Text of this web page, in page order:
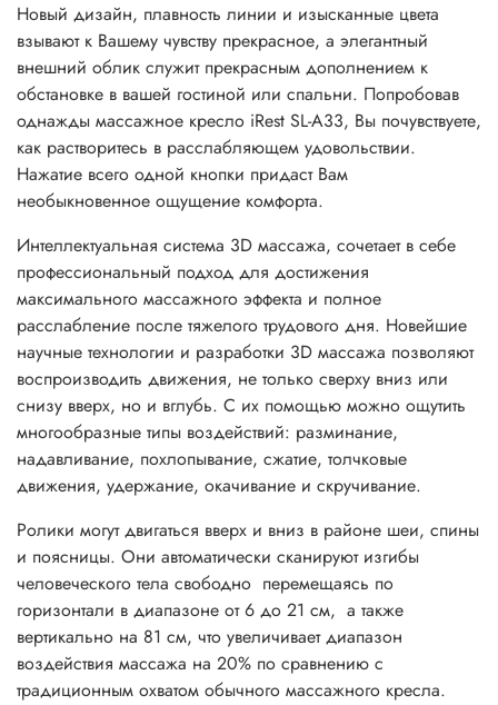
Новый дизайн, плавность линии и изысканные цвета
взывают к Вашему чувству прекрасное, а элегантный
внешний облик служит прекрасным дополнением к
обстановке в вашей гостиной или спальни. Попробовав
однажды массажное кресло iRest SL-A33, Вы почувствуете,
как растворитесь в расслабляющем удовольствии.
Нажатие всего одной кнопки придаст Вам
необыкновенное ощущение комфорта.
Интеллектуальная система 3D массажа, сочетает в себе
профессиональный подход для достижения
максимального массажного эффекта и полное
расслабление после тяжелого трудового дня. Новейшие
научные технологии и разработки 3D массажа позволяют
воспроизводить движения, не только сверху вниз или
снизу вверх, но и вглубь. С их помощью можно ощутить
многообразные типы воздействий: разминание,
надавливание, похлопывание, сжатие, толчковые
движения, удержание, окачивание и скручивание.
Ролики могут двигаться вверх и вниз в районе шеи, спины
и поясницы. Они автоматически сканируют изгибы
человеческого тела свободно перемещаясь по
горизонтали в диапазоне от 6 до 21 см, а также
вертикально на 81 см, что увеличивает диапазон
воздействия массажа на 20% по сравнению с
традиционным охватом обычного массажного кресла.